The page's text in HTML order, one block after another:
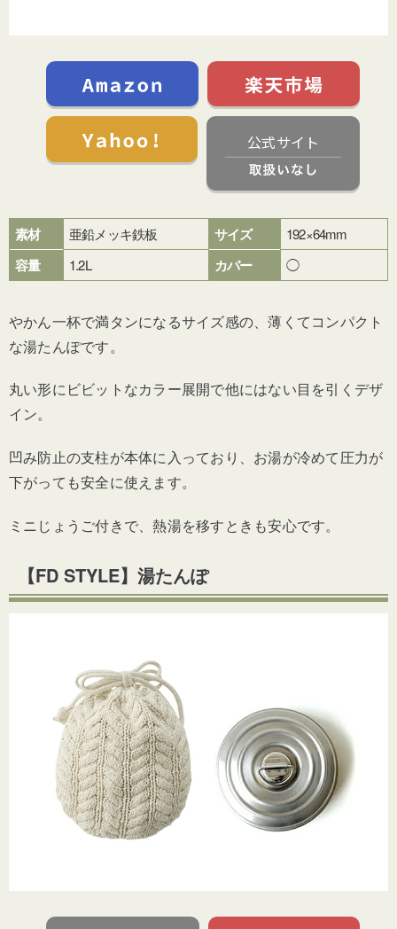
公式サイト
素材 亜鉛メッキ鉄板 サイズ 192×64mm
容量 1.2L カバー ◯
やかん一杯で満タンになるサイズ感の、薄くてコンパクト
な湯たんぽです。
丸い形にビビットなカラー展開で他にはない目を引くデザ
イン。
凹み防止の支柱が本体に入っており、お湯が冷めて圧力が
下がっても安全に使えます。
ミニじょうご付きで、熱湯を移すときも安心です。
【FD STYLE】湯たんぽ